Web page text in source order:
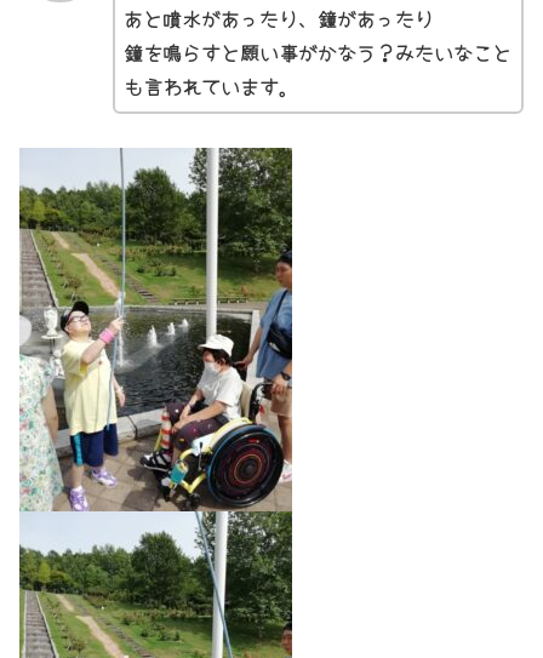
あと噴水があったり、鐘があったり
鐘を鳴らすと願い事がかなう？みたいなこと
も言われています。